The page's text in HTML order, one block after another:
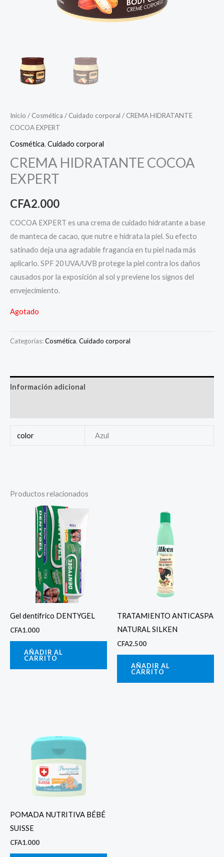
Inicio / Cosmética / Cuidado corporal / CREMA HIDRATANTE
COCOA EXPERT
Cosmética, Cuidado corporal
CREMA HIDRATANTE COCOA
EXPERT
CFA2.000
COCOA EXPERT es una crema de cuidado hidratante a base
de manteca de cacao, que nutre e hidrata la piel. Su efecto
satinado deja una agradable fragancia en tu piel nada más
aplicarlo. SPF 20 UVA/UVB protege la piel contra los daños
causados ​​por la exposición al sol y previene los signos del
envejecimiento.
Agotado
Categorías:Cosmética, Cuidado corporal
Información adicional
color Azul
Productos relacionados
Gel dentífrico DENTYGEL
CFA1.000
AÑADIR AL
CARRITO
TRATAMIENTO ANTICASPA
NATURAL SILKEN
CFA2.500
AÑADIR AL
CARRITO
POMADA NUTRITIVA BÉBÉ
SUISSE
CFA1.000